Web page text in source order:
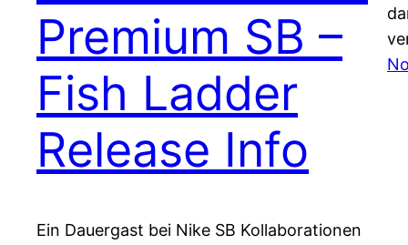
Premium SB –
Fish Ladder
Release Info
Ein Dauergast bei Nike SB Kollaborationen